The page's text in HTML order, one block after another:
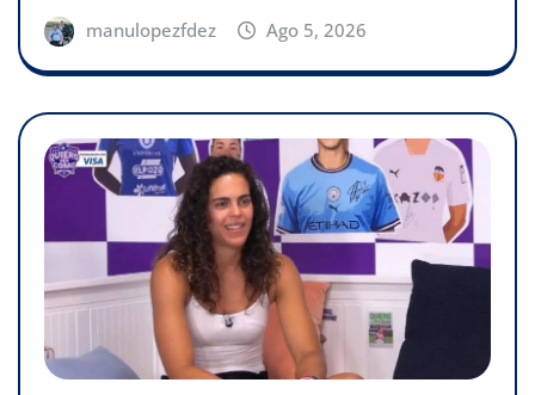
manulopezfdez Ago 5, 2026